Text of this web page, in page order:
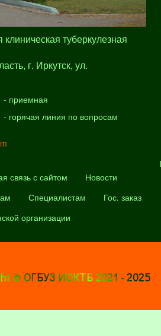
клиническая туберкулезная
г. Иркутск, ул.
- приемная
- горячая линия по вопросам
связь с сайтом
Новости
Специалистам
Гос. заказ
организации
© ОГБУЗ ИОКТБ 2021 - 2025